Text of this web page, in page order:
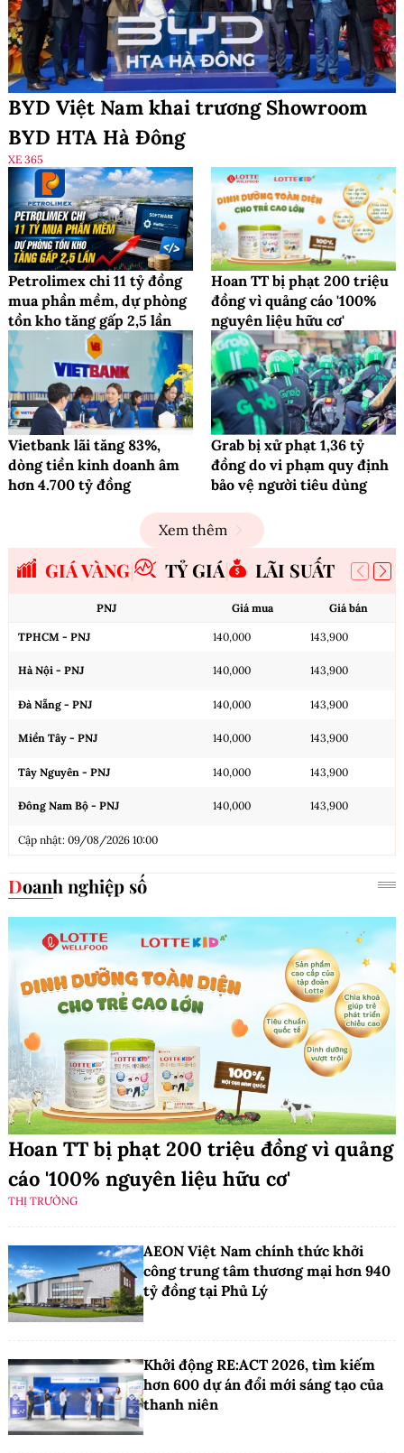
BYD Việt Nam khai trương Showroom
BYD HTA Hà Đông
XE 365
Petrolimex chi 11 tỷ đồng
mua phần mềm, dự phòng
tồn kho tăng gấp 2,5 lần
Hoan TT bị phạt 200 triệu
đồng vì quảng cáo '100%
nguyên liệu hữu cơ'
Vietbank lãi tăng 83%,
dòng tiền kinh doanh âm
hơn 4.700 tỷ đồng
Grab bị xử phạt 1,36 tỷ
đồng do vi phạm quy định
bảo vệ người tiêu dùng
Xem thêm
GIÁ VÀNG TỶ GIÁ LÃI SUẤT
PNJ Giá mua Giá bán
TPHCM - PNJ 140,000 143,900
Hà Nội - PNJ 140,000 143,900
Đà Nẵng - PNJ 140,000 143,900
Miền Tây - PNJ 140,000 143,900
Tây Nguyên - PNJ 140,000 143,900
Đông Nam Bộ - PNJ 140,000 143,900
Cập nhật: 09/08/2026 10:00
Doanh nghiệp số
Hoan TT bị phạt 200 triệu đồng vì quảng
cáo '100% nguyên liệu hữu cơ'
THỊ TRƯỜNG
AEON Việt Nam chính thức khởi
công trung tâm thương mại hơn 940
tỷ đồng tại Phủ Lý
Khởi động RE:ACT 2026, tìm kiếm
hơn 600 dự án đổi mới sáng tạo của
thanh niên